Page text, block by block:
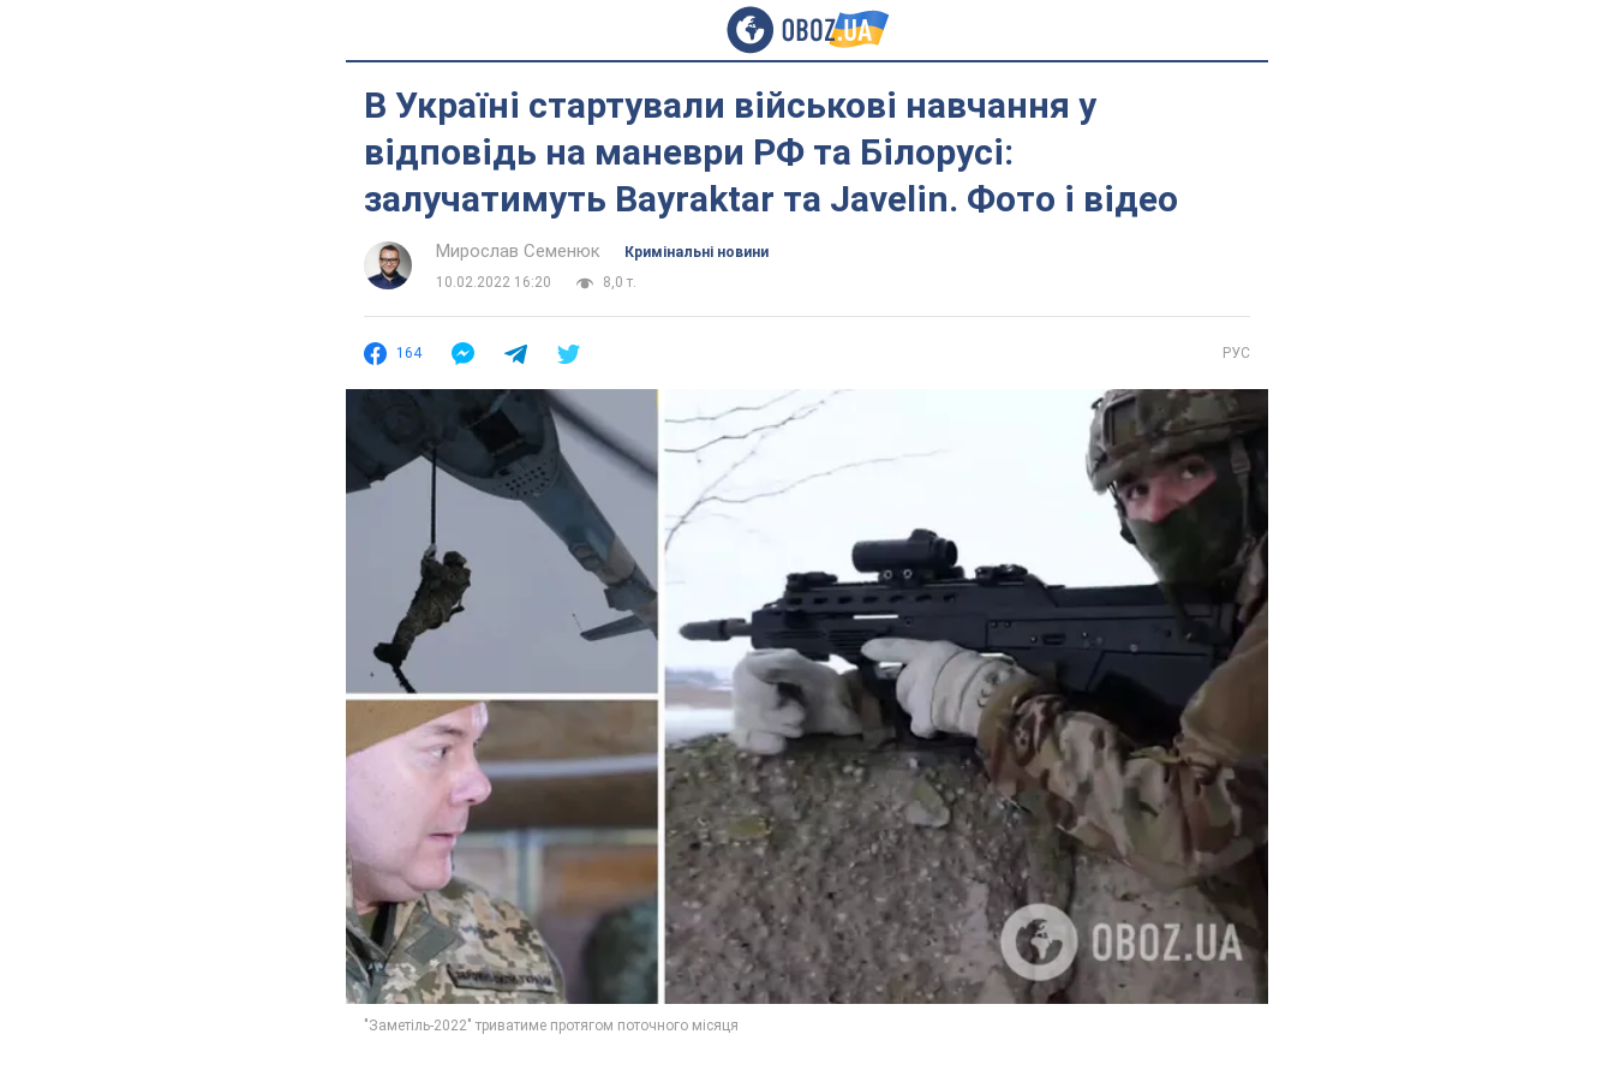
В Україні стартували військові навчання у
відповідь на маневри РФ та Білорусі:
залучатимуть Bayraktar та Javelin. Фото і відео
Мирослав Семенюк
Кримінальні новини
10.02.2022 16:20
8,0 т.
164 РУС